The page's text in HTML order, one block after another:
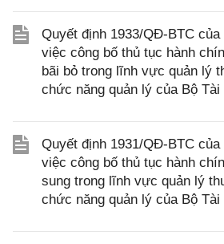
Quyết định 1933/QĐ-BTC
việc công bố thủ tục hành
bãi bỏ trong lĩnh vực quản lý
chức năng quản lý của Bộ Tài
Quyết định 1931/QĐ-BTC
việc công bố thủ tục hành
sung trong lĩnh vực quản lý
chức năng quản lý của Bộ Tài